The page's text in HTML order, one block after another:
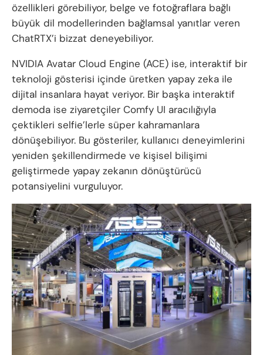
özellikleri görebiliyor, belge ve fotoğraflara bağlı
büyük dil modellerinden bağlamsal yanıtlar veren
ChatRTX’i bizzat deneyebiliyor.
NVIDIA Avatar Cloud Engine (ACE) ise, interaktif bir
teknoloji gösterisi içinde üretken yapay zeka ile
dijital insanlara hayat veriyor. Bir başka interaktif
demoda ise ziyaretçiler Comfy UI aracılığıyla
çektikleri selfie’lerle süper kahramanlara
dönüşebiliyor. Bu gösteriler, kullanıcı deneyimlerini
yeniden şekillendirmede ve kişisel bilişimi
geliştirmede yapay zekanın dönüştürücü
potansiyelini vurguluyor.